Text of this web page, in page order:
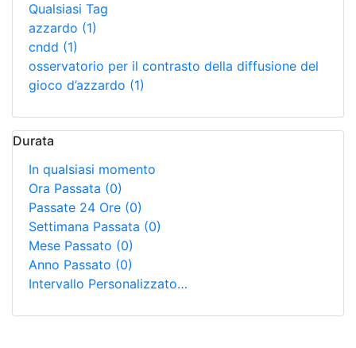
Qualsiasi Tag
azzardo (1)
cndd (1)
osservatorio per il contrasto della diffusione del
gioco d’azzardo (1)
Durata
In qualsiasi momento
Ora Passata (0)
Passate 24 Ore (0)
Settimana Passata (0)
Mese Passato (0)
Anno Passato (0)
Intervallo Personalizzato…